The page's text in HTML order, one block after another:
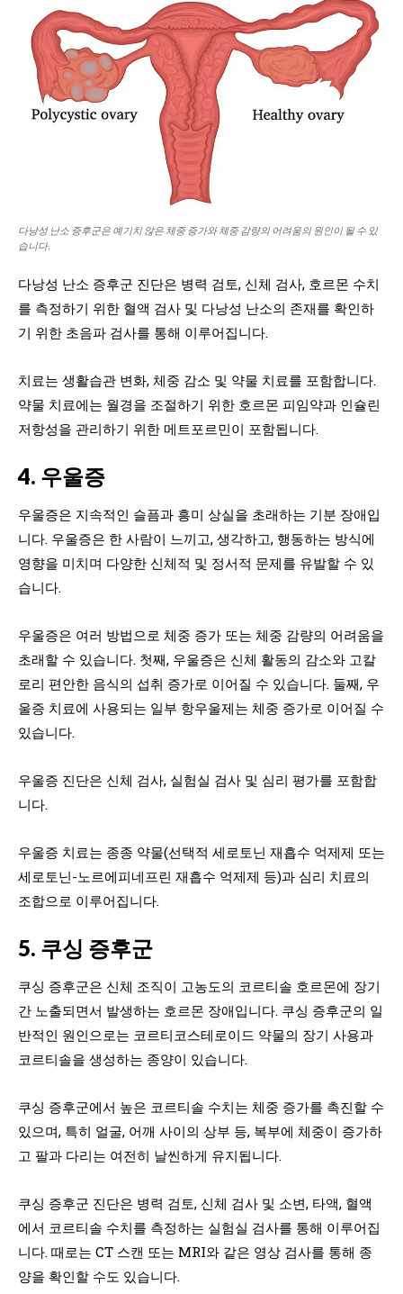
다낭성 난소 증후군은 예기치 않은 체중 증가와 체중 감량의 어려움의 원인이 될 수 있
습니다.
다낭성 난소 증후군 진단은 병력 검토, 신체 검사, 호르몬 수치
를 측정하기 위한 혈액 검사 및 다낭성 난소의 존재를 확인하
기 위한 초음파 검사를 통해 이루어집니다.
치료는 생활습관 변화, 체중 감소 및 약물 치료를 포함합니다.
약물 치료에는 월경을 조절하기 위한 호르몬 피임약과 인슐린
저항성을 관리하기 위한 메트포르민이 포함됩니다.
4. 우울증
우울증은 지속적인 슬픔과 흥미 상실을 초래하는 기분 장애입
니다. 우울증은 한 사람이 느끼고, 생각하고, 행동하는 방식에
영향을 미치며 다양한 신체적 및 정서적 문제를 유발할 수 있
습니다.
우울증은 여러 방법으로 체중 증가 또는 체중 감량의 어려움을
초래할 수 있습니다. 첫째, 우울증은 신체 활동의 감소와 고칼
로리 편안한 음식의 섭취 증가로 이어질 수 있습니다. 둘째, 우
울증 치료에 사용되는 일부 항우울제는 체중 증가로 이어질 수
있습니다.
우울증 진단은 신체 검사, 실험실 검사 및 심리 평가를 포함합
니다.
우울증 치료는 종종 약물(선택적 세로토닌 재흡수 억제제 또는
세로토닌-노르에피네프린 재흡수 억제제 등)과 심리 치료의
조합으로 이루어집니다.
5. 쿠싱 증후군
쿠싱 증후군은 신체 조직이 고농도의 코르티솔 호르몬에 장기
간 노출되면서 발생하는 호르몬 장애입니다. 쿠싱 증후군의 일
반적인 원인으로는 코르티코스테로이드 약물의 장기 사용과
코르티솔을 생성하는 종양이 있습니다.
쿠싱 증후군에서 높은 코르티솔 수치는 체중 증가를 촉진할 수
있으며, 특히 얼굴, 어깨 사이의 상부 등, 복부에 체중이 증가하
고 팔과 다리는 여전히 날씬하게 유지됩니다.
쿠싱 증후군 진단은 병력 검토, 신체 검사 및 소변, 타액, 혈액
에서 코르티솔 수치를 측정하는 실험실 검사를 통해 이루어집
니다. 때로는 CT 스캔 또는 MRI와 같은 영상 검사를 통해 종
양을 확인할 수도 있습니다.